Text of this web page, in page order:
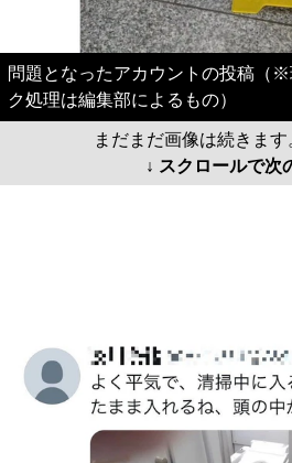
問題となったアカウントの投稿（
ク処理は編集部によるもの）
まだまだ画像は続きます
↓ スクロールで次